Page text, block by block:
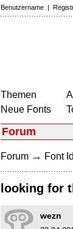
Benutzername |
Themen
Neue Fonts
Forum
Forum → Font
looking for
wezn